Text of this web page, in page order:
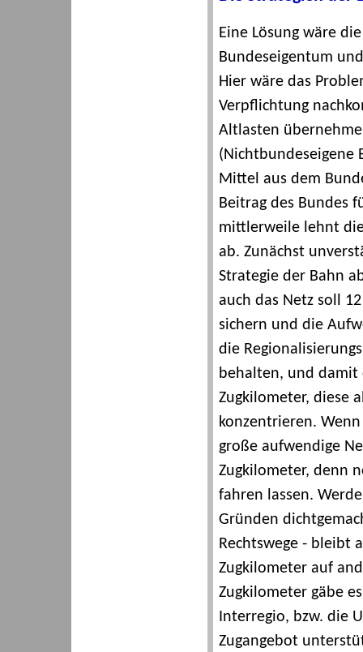
Eine Lösung wäre
Bundeseigentum
Hier wäre das
Verpflichtung
Altlasten
(Nichtbundeseigene
Mittel aus dem
Beitrag des Bundes
mittlerweile lehnt die
ab. Zunächst
Strategie der Bahn
auch das Netz soll
sichern und die
die
behalten, und damit
Zugkilometer, diese
konzentrieren.
große aufwendige
Zugkilometer, denn
fahren lassen.
Gründen
Rechtswege - bleibt
Zugkilometer auf
Zugkilometer gäbe
Interregio, bzw. die
Zugangebot